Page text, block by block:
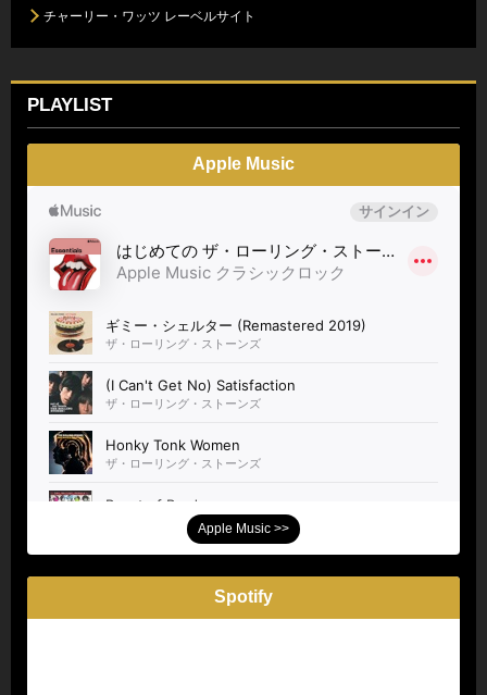
チャーリー・ワッツ レーベルサイト
PLAYLIST
Apple Music
Apple Music >>
Spotify